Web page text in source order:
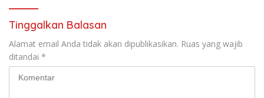
Tinggalkan Balasan
Alamat email Anda tidak akan dipublikasikan. Ruas yang wajib
ditandai *